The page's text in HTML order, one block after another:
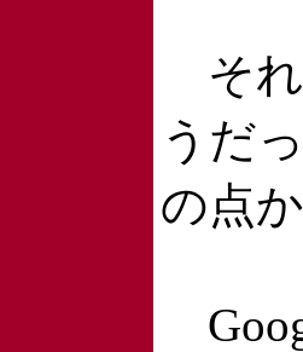
それ
うだ
の点